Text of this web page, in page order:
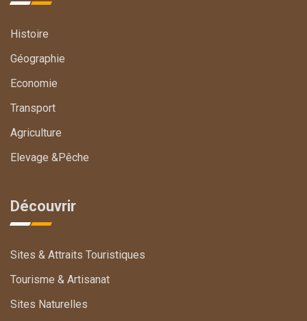
Histoire
Géographie
Economie
Transport
Agriculture
Elevage &Pêche
Découvrir
Sites & Attraits Touristiques
Tourisme & Artisanat
Sites Naturelles